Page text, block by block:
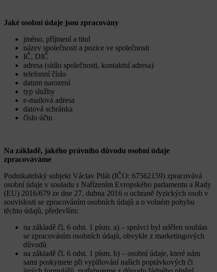
Jaké osobní údaje jsou zpracovány
jméno, příjmení a titul
název společnosti a pozice ve společnosti
IČ, DIČ
adresa (sídlo společnosti, kontaktní adresa)
telefonní číslo
datum narození
typ služby
e-mailová adresa
datová schránka
číslo účtu
Na základě, jakého právního důvodu osobní údaje
zpracováváme
Podnikatelský subjekt Václav Pilát (IČO: 67562159) zpracovává
osobní údaje v souladu s Nařízením Evropského parlamentu a Rady
(EU) 2016/679 ze dne 27. dubna 2016 o ochraně fyzických osob v
souvislosti se zpracováním osobních údajů a o volném pohybu
těchto údajů, především:
na základě čl. 6 odst. 1 písm. a) – správci byl udělen souhlas
se zpracováním osobních údajů, obvykle z marketingových
důvodů
na základě čl. 6 odst. 1 písm. b) – osobní údaje, které nám
sami poskytnete při vyplňování našich poptávkových či